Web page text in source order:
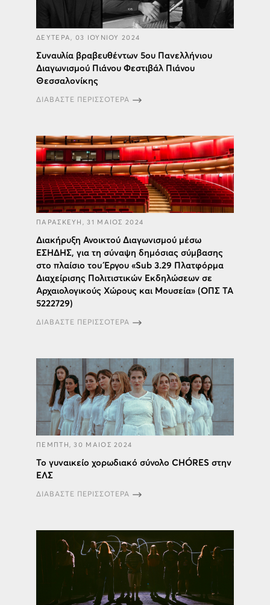
ΔΕΥΤΕΡΑ, 03 ΙΟΥΝΙΟΥ 2024
Συναυλία βραβευθέντων 5ου Πανελλήνιου
Διαγωνισμού Πιάνου Φεστιβάλ Πιάνου
Θεσσαλονίκης
ΔΙΑΒΑΣΤΕ ΠΕΡΙΣΣΟΤΕΡΑ
ΠΑΡΑΣΚΕΥΗ, 31 ΜΑΙΟΣ 2024
Διακήρυξη Ανοικτού Διαγωνισμού μέσω
ΕΣΗΔΗΣ, για τη σύναψη δημόσιας σύμβασης
στο πλαίσιο του Έργου «Sub 3.29 Πλατφόρμα
Διαχείρισης Πολιτιστικών Εκδηλώσεων σε
Αρχαιολογικούς Χώρους και Μουσεία» (ΟΠΣ ΤΑ
5222729)
ΔΙΑΒΑΣΤΕ ΠΕΡΙΣΣΟΤΕΡΑ
ΠΕΜΠΤΗ, 30 ΜΑΙΟΣ 2024
Το γυναικείο χορωδιακό σύνολο CHÓRES στην
ΕΛΣ
ΔΙΑΒΑΣΤΕ ΠΕΡΙΣΣΟΤΕΡΑ